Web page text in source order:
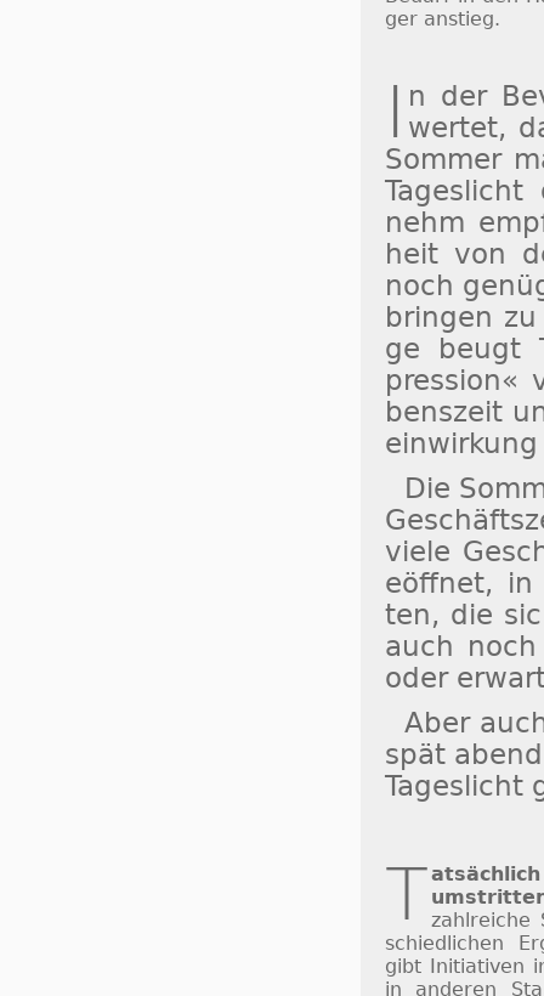
ger an­stieg.
I n der
wertet,
Som­mer
nehm
heit von
noch
brin­gen
ge beugt
bens­zeit
Die
vie­le
eöff­net, in
ten, die
auch
oder
Aber
spät
Ta­ges­licht
T
schied­li­chen
gibt Ini­ti­a­ti­ven
in an­de­ren